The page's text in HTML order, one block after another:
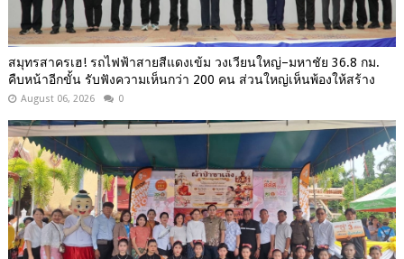
สมุทรสาครเฮ! รถไฟฟ้าสายสีแดงเข้ม วงเวียนใหญ่–มหาชัย 36.8 กม.
คืบหน้าอีกขั้น รับฟังความเห็นกว่า 200 คน ส่วนใหญ่เห็นพ้องให้สร้าง
August 06, 2026 0